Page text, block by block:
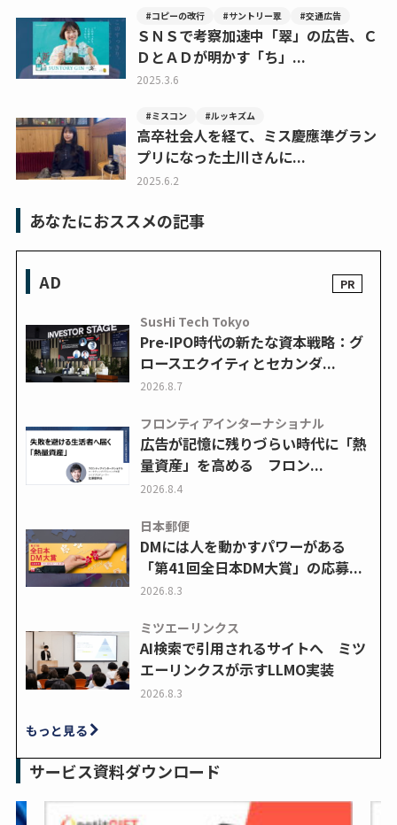
#コピーの改行 #サントリー翠 #交通広告
ＳＮＳで考察加速中「翠」の広告、Ｃ
ＤとＡＤが明かす「ち」...
2025.3.6
#ミスコン #ルッキズム
高卒社会人を経て、ミス慶應準グラン
プリになった土川さんに...
2025.6.2
あなたにおススメの記事
AD
SusHi Tech Tokyo
Pre-IPO時代の新たな資本戦略：グ
ロースエクイティとセカンダ...
2026.8.7
フロンティアインターナショナル
広告が記憶に残りづらい時代に「熱
量資産」を高める フロン...
2026.8.4
日本郵便
DMには人を動かすパワーがある
「第41回全日本DM大賞」の応募...
2026.8.3
ミツエーリンクス
AI検索で引用されるサイトへ ミツ
エーリンクスが示すLLMO実装
2026.8.3
もっと見る
サービス資料ダウンロード